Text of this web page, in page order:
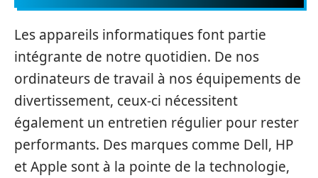
Les appareils informatiques font partie
intégrante de notre quotidien. De nos
ordinateurs de travail à nos équipements de
divertissement, ceux-ci nécessitent
également un entretien régulier pour rester
performants. Des marques comme Dell, HP
et Apple sont à la pointe de la technologie,